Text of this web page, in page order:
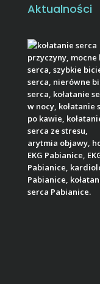
Aktualności